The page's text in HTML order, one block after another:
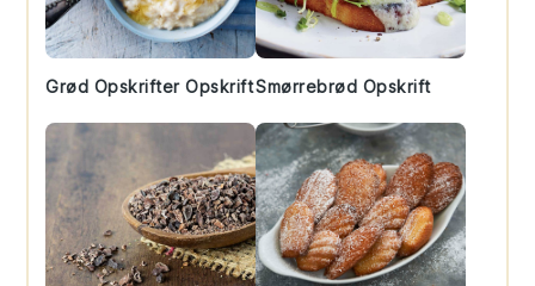
Grød Opskrifter OpskriftSmørrebrød Opskrift